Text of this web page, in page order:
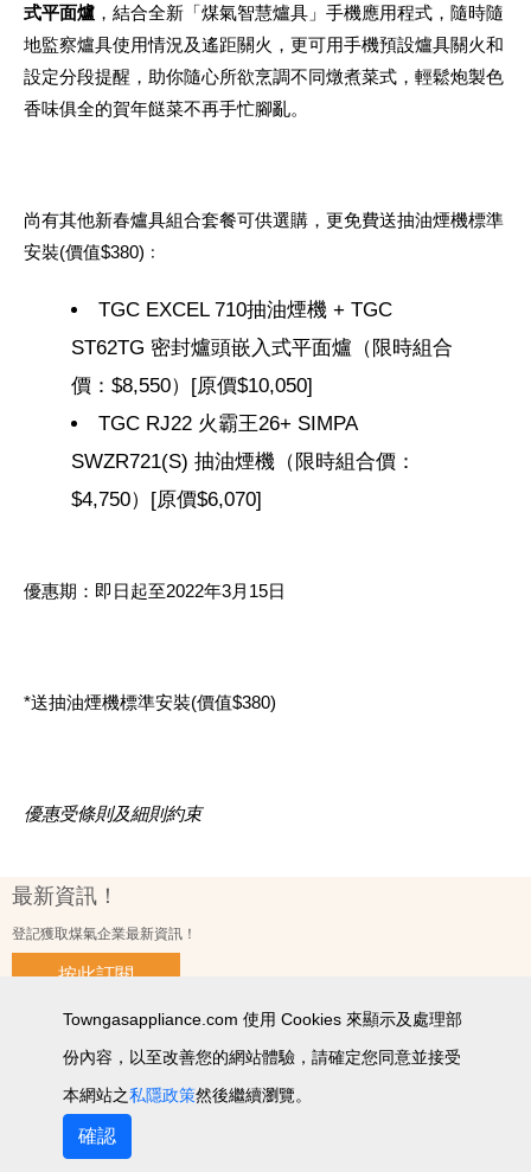
式平面爐 ，結合全新「煤氣智慧爐具」手機應用程式，隨時隨
地監察爐具使用情況及遙距關火，更可用手機預設爐具關火和
設定分段提醒，助你隨心所欲烹調不同燉煮菜式，輕鬆炮製色
香味俱全的賀年餸菜不再手忙腳亂。
尚有其他新春爐具組合套餐可供選購，更免費送抽油煙機標準
安裝(價值$380)﹕
TGC EXCEL 710抽油煙機 + TGC
ST62TG 密封爐頭嵌入式平面爐（限時組合
價：$8,550）[原價$10,050]
TGC RJ22 火霸王26+ SIMPA
SWZR721(S) 抽油煙機（限時組合價：
$4,750）[原價$6,070]
優惠期：即日起至2022年3月15日
*送抽油煙機標準安裝(價值$380)
優惠受條則及細則約束
最新資訊！
登記獲取煤氣企業最新資訊！
按此訂閱
使用條款及細則 私隱政策聲明
個人資料收集聲明
Towngasappliance.com 使用 Cookies 來顯示及處理部
份內容，以至改善您的網站體驗，請確定您同意並接受
本網站之私隱政策然後繼續瀏覽。
確認